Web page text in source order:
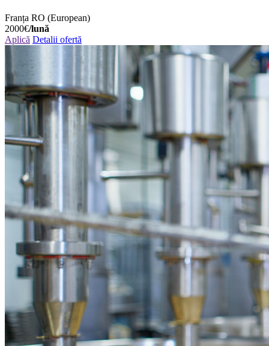
Franța RO (European)
2000€/lună
Aplică Detalii ofertă